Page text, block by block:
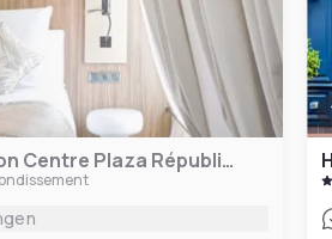
Hotel Mercure Lyon Centre Plaza République